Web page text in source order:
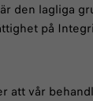
den lagliga
på
vår